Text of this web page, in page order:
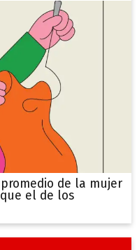
de la mujer
el de los